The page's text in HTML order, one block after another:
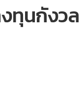
นกังวล